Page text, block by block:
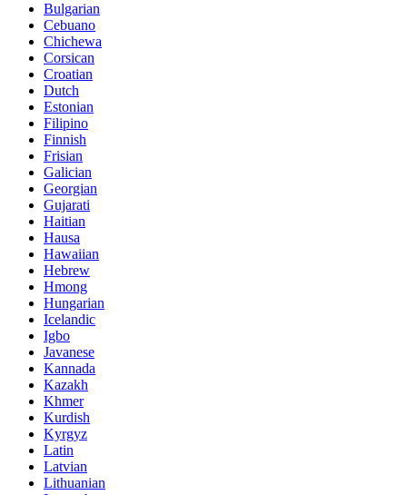
Bulgarian
Cebuano
Chichewa
Corsican
Croatian
Dutch
Estonian
Filipino
Finnish
Frisian
Galician
Georgian
Gujarati
Haitian
Hausa
Hawaiian
Hebrew
Hmong
Hungarian
Icelandic
Igbo
Javanese
Kannada
Kazakh
Khmer
Kurdish
Kyrgyz
Latin
Latvian
Lithuanian